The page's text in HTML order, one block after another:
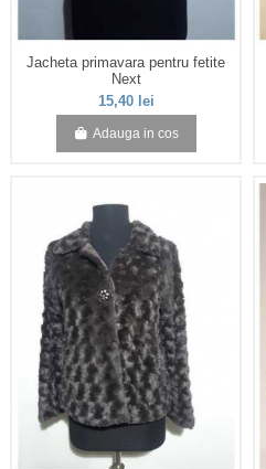
Jacheta primavara pentru fetite
Next
15,40 lei
Adauga in cos